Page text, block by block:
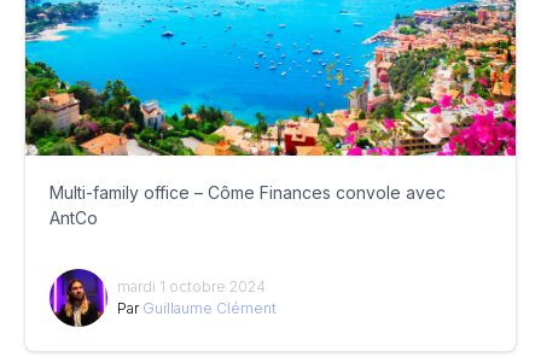
Multi-family office – Côme Finances convole avec
AntCo
mardi 1 octobre 2024
Par Guillaume Clément